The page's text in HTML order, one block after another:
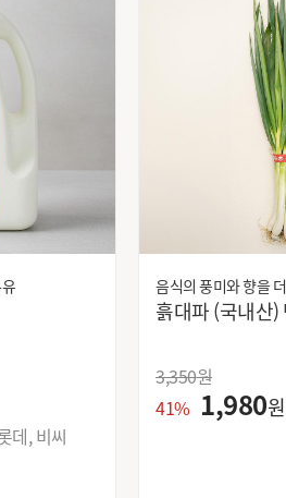
한라식품
한울생약
데, 비씨
음식의 풍미와 향을
3,350원
41% 1,980원